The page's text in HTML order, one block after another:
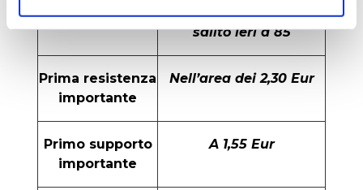
considera che l’Rsi è
salito ieri a 85
Prima resistenza
importante
Nell’area dei 2,30 Eur
Primo supporto
importante
A 1,55 Eur